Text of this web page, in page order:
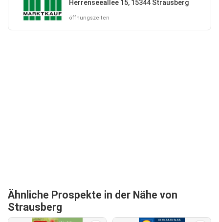
Herrenseeallee 15, 15344 Strausberg
öffnungszeiten
Ähnliche Prospekte in der Nähe von
Strausberg